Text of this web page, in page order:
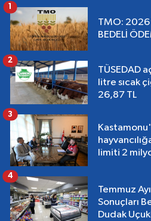
TMO: 2026
BEDELİ
1
TÜSEDAD
litre sıcak
26,87 TL
2
limiti 2
3
Temmuz
Sonuçları
Dudak
4